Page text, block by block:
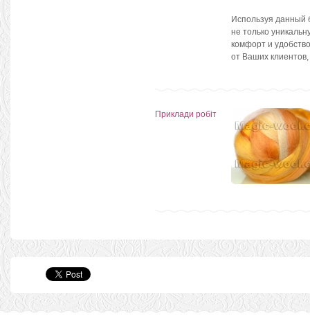
Используя данный
не только
комфорт и
от Ваших
Приклади робіт